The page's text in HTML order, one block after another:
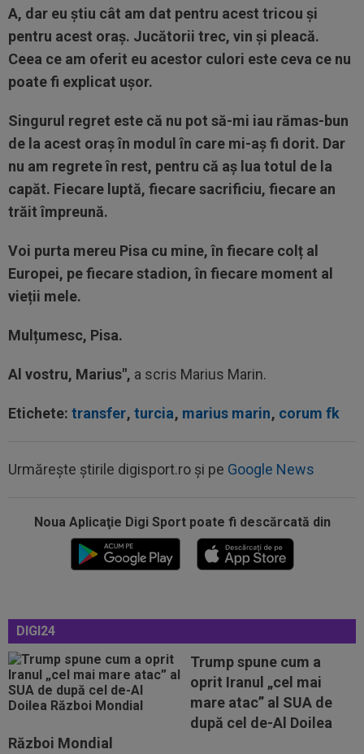
A, dar eu știu cât am dat pentru acest tricou și
pentru acest oraș. Jucătorii trec, vin și pleacă.
Ceea ce am oferit eu acestor culori este ceva ce nu
poate fi explicat ușor.
Singurul regret este că nu pot să-mi iau rămas-bun
de la acest oraș în modul în care mi-aș fi dorit. Dar
nu am regrete în rest, pentru că aș lua totul de la
capăt. Fiecare luptă, fiecare sacrificiu, fiecare an
trăit împreună.
Voi purta mereu Pisa cu mine, în fiecare colț al
Europei, pe fiecare stadion, în fiecare moment al
vieții mele.
Mulțumesc, Pisa.
Al vostru, Marius", a scris Marius Marin.
Etichete: transfer, turcia, marius marin, corum fk
Urmărește știrile digisport.ro și pe Google News
Noua Aplicaţie Digi Sport poate fi descărcată din
DIGI24
Trump spune cum a
oprit Iranul „cel mai
mare atac” al SUA de
după cel de-Al Doilea
Război Mondial
14:18
"Schema" pregătită de Real Madrid: Yan
Diomande, la echipa a doua!
EXCLUSIV
”Cine e FCSB”? Victor Pițurcă nu
13:52
Rapid a fost acuzată de ”încălcarea
sistematică a legii”! Apel către conducerea...
13:37 EXCLUSIV
Ilie Dumitrescu l-a găsit vinovat la
FCSB: ”N-ai cum să faci asta. Semnal de...